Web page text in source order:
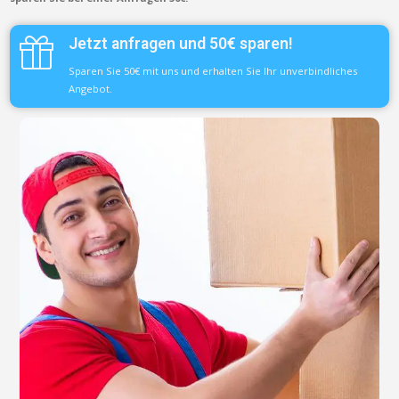
Jetzt anfragen und 50€ sparen!
Sparen Sie 50€ mit uns und erhalten Sie Ihr unverbindliches
Angebot.